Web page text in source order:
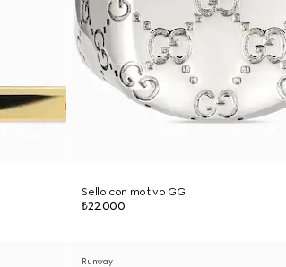
Sello con motivo GG
₺22.000
Runway